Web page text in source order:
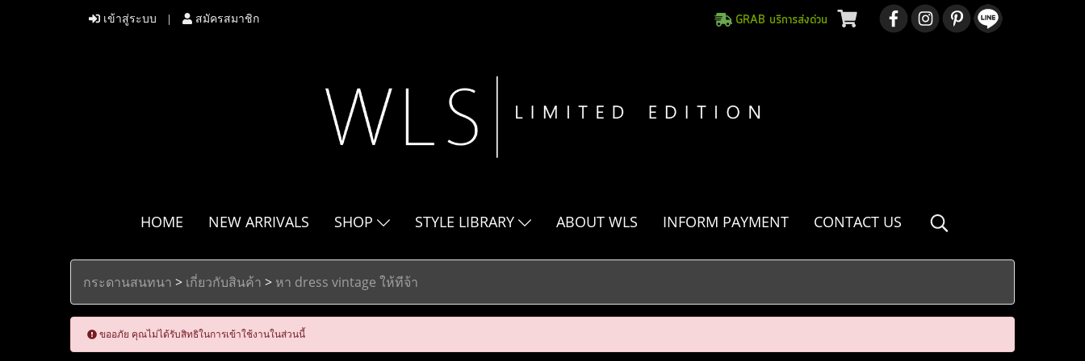
เข้าสู่ระบบ สมัครสมาชิก GRAB บริการส่งด่วน
HOME NEW ARRIVALS SHOP STYLE LIBRARY ABOUT WLS INFORM PAYMENT CONTACT US
กระดานสนทนา > เกี่ยวกับสินค้า > หา dress vintage ให้ทีจ้า
ขออภัย คุณไม่ได้รับสิทธิในการเข้าใช้งานในส่วนนี้